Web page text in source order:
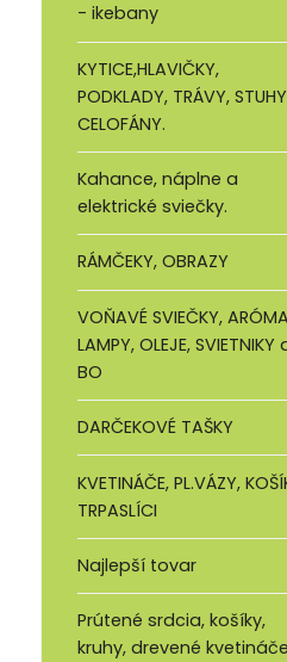
- ikebany
KYTICE,HLAVIČKY,
PODKLADY, TRÁVY,
CELOFÁNY.
Kahance, náplne a
elektrické sviečky.
RÁMČEKY, OBRAZY
VOŇAVÉ SVIEČKY, ARÓMA
LAMPY, OLEJE, SVIETNIKY
BO
DARČEKOVÉ TAŠKY
KVETINÁČE, PL.VÁZY,
TRPASLÍCI
Najlepší tovar
Prútené srdcia, košíky,
kruhy, drevené